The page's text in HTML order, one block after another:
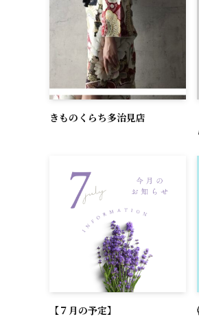
きものくらち多治見店
【７月の予定】